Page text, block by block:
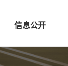
信息公开